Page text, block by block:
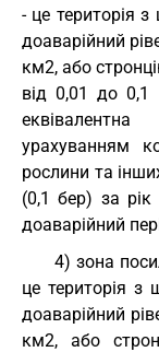
- це територія
доаварійний
км2, або
від 0,01 до 0,1
урахуванням
рослини та
(0,1 бер) за
доаварійний
4) зона
це територія з
доаварійний
км2, або